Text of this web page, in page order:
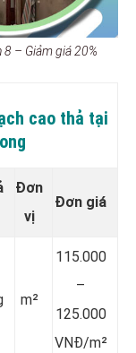
8 – Giảm giá 20%
cao thả tại
Đơn
vị
Đơn giá
m²
115.000
–
125.000
VNĐ/m²